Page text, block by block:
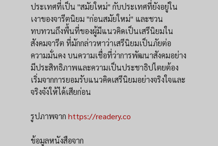
ประเทศที่เป็น "สมัยใหม่" กับประเทศที่ยังอยู่ใน
เงาของจารีตนิยม "ก่อนสมัยใหม่" และชวน
ทบทวนถึงพื้นที่ของผู้มีแนวคิดเป็นเสรีนิยมใน
สังคมจารีต ที่มักกล่าวหาว่าเสรีนิยมเป็นภัยต่อ
ความมั่นคง บนความเชื่อที่ว่าการพัฒนาสังคมอย่าง
มีประสิทธิภาพและความเป็นประชาธิปไตยต้อง
เริ่มจากการยอมรับแนวคิดเสรีนิยมอย่างจริงใจและ
จริงจังให้ได้เสียก่อน
รูปภาพจาก https://readery.co
ข้อมูลหนังสือจาก